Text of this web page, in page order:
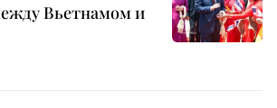
Вьетнамом и